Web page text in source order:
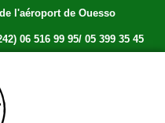
l'aéroport de Ouesso
06 516 99 95/ 05 399 35 45